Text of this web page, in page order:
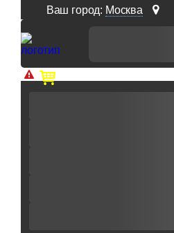
Ваш город: Москва
Доп. скидка от цен на